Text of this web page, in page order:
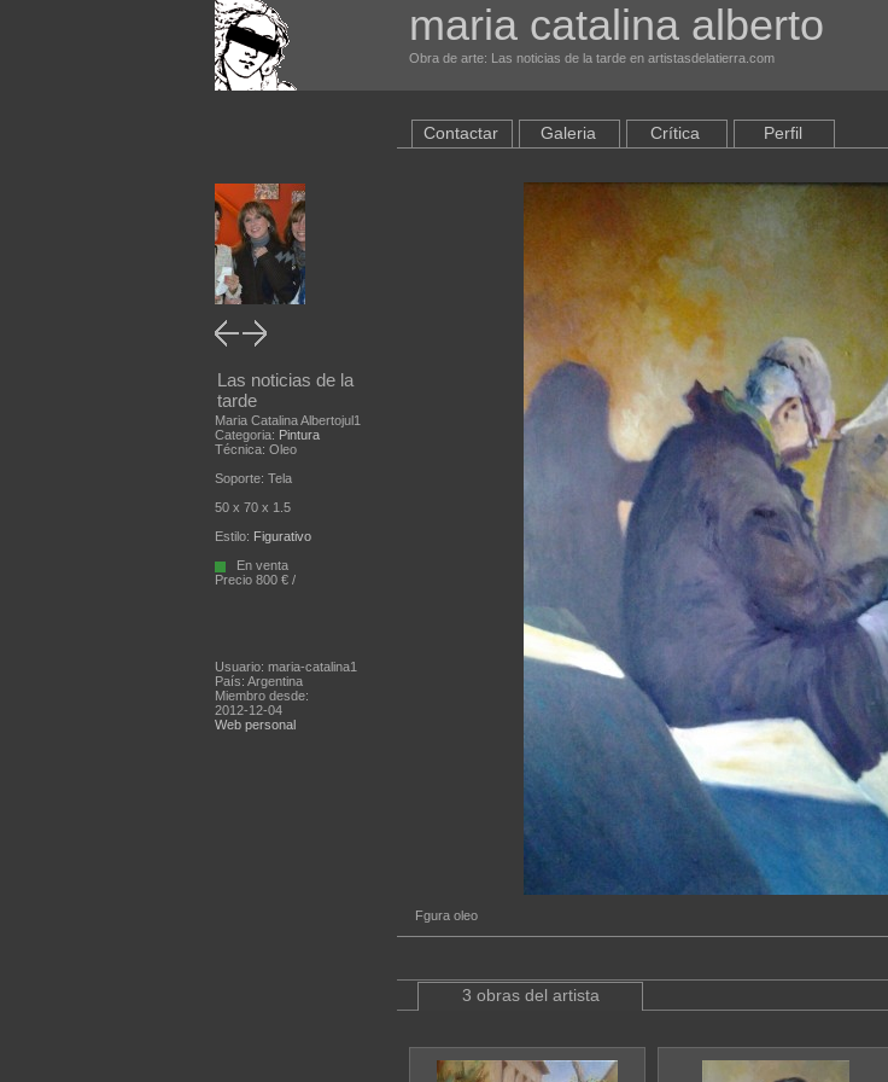
maria catalina alberto
Obra de arte: Las noticias de la tarde en artistasdelatierra.com
Las noticias de la
tarde
Maria Catalina Albertojul1
Categoria: Pintura
Técnica: Oleo
Soporte: Tela
50 x 70 x 1.5
Estilo: Figurativo
En venta
Precio 800 € /
Usuario: maria-catalina1
País: Argentina
Miembro desde:
2012-12-04
Web personal
Contactar Galeria Crítica Perfil
Fgura oleo
3 obras del artista